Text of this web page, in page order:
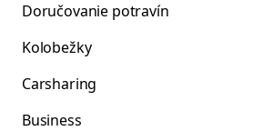
Doručovanie potravín
Kolobežky
Carsharing
Business